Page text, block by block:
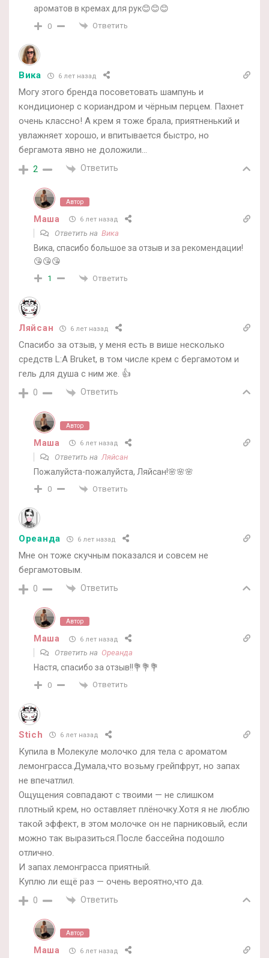
ароматов в кремах для рук😊😊😊
0 Ответить
Вика 6 лет назад
Могу этого бренда посоветовать шампунь и
кондиционер с кориандром и чёрным перцем. Пахнет
очень классно! А крем я тоже брала, приятненький и
увлажняет хорошо, и впитывается быстро, но
бергамота явно не доложили…
2 Ответить
Автор
Маша 6 лет назад
Ответить на Вика
Вика, спасибо большое за отзыв и за рекомендации!
😘😘😘
1 Ответить
Ляйсан 6 лет назад
Спасибо за отзыв, у меня есть в више несколько
средств L:A Bruket, в том числе крем с бергамотом и
гель для душа с ним же. 👍
0 Ответить
Автор
Маша 6 лет назад
Ответить на Ляйсан
Пожалуйста-пожалуйста, Ляйсан!🌸🌸🌸
0 Ответить
Ореанда 6 лет назад
Мне он тоже скучным показался и совсем не
бергамотовым.
0 Ответить
Автор
Маша 6 лет назад
Ответить на Ореанда
Настя, спасибо за отзыв!!💐💐💐
0 Ответить
Stich 6 лет назад
Купила в Молекуле молочко для тела с ароматом
лемонграсса.Думала,что возьму грейпфрут, но запах
не впечатлил.
Ощущения совпадают с твоими — не слишком
плотный крем, но оставляет плёночку.Хотя я не люблю
такой эффект, в этом молочке он не парниковый, если
можно так выразиться.После бассейна подошло
отлично.
И запах лемонграсса приятный.
Куплю ли ещё раз — очень вероятно,что да.
0 Ответить
Автор
Маша 6 лет назад